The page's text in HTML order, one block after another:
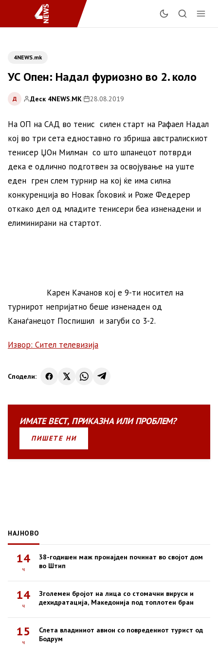
4NEWS.mk
УС Опен: Надал фуриозно во 2. коло
Д Деск 4NEWS.MK| 28.08.2019
На ОП на САД во тенис силен старт на Рафаел Надал
кој во три сета едноставно го збриша австралискиот
тенисер ЏОн Милман со што шпанецот потврди
дека е одлично подготвен за освојување на уште
еден грен слем турнир на кој ќе има силна
конкуренција во Новак Ѓоковиќ и Роже Федерер
откако дел од младите тенисери беа изненадени и
елиминирани на стартот.
Карен Качанов кој е 9-ти носител на
турнирот непријатно беше изненаден од
Канаѓанецот Поспишил и загуби со 3-2.
Извор: Сител телевизија
Сподели:
ИМАТЕВЕСТ, ПРИКАЗНАИЛИПРОБЛЕМ?
ПИШЕТЕ НИ
НАЈНОВО
14
ч
38-годишен маж пронајден починат во својот дом
во Штип
14
ч
Зголемен бројот на лица со стомачни вируси и
дехидратација, Македонија под топлотен бран
15
ч
Слета владиниот авион со повредениот турист од
Бодрум